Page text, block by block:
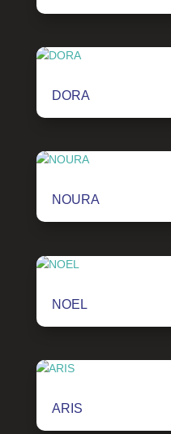
DORA
NOURA
NOEL
ARIS